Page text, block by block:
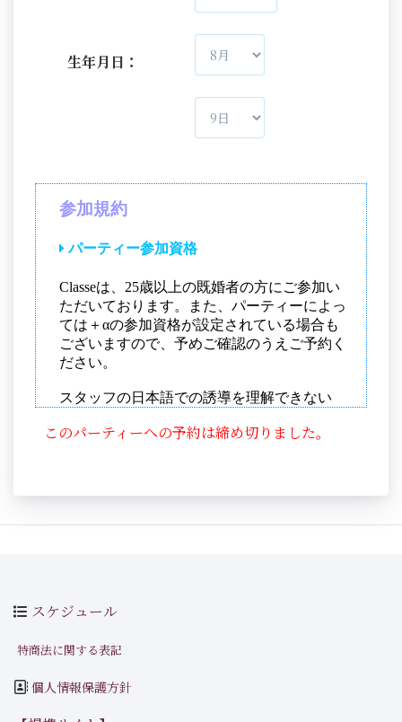
生年月日：
このパーティーへの予約は締め切りました。
スケジュール
特商法に関する表記
個人情報保護方針